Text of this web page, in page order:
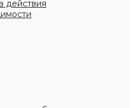
действия